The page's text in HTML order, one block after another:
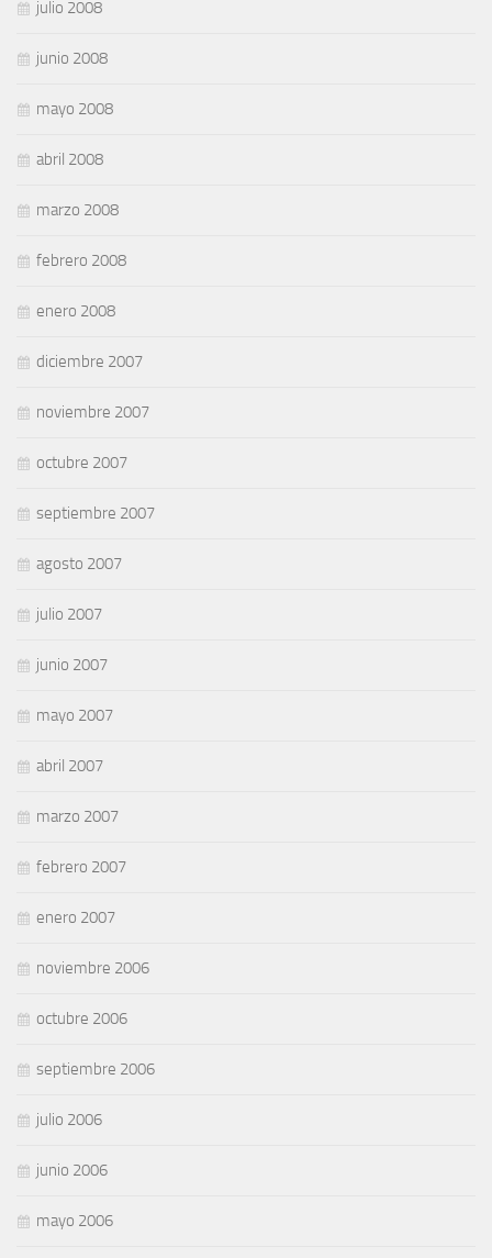
julio 2008
junio 2008
mayo 2008
abril 2008
marzo 2008
febrero 2008
enero 2008
diciembre 2007
noviembre 2007
octubre 2007
septiembre 2007
agosto 2007
julio 2007
junio 2007
mayo 2007
abril 2007
marzo 2007
febrero 2007
enero 2007
noviembre 2006
octubre 2006
septiembre 2006
julio 2006
junio 2006
mayo 2006